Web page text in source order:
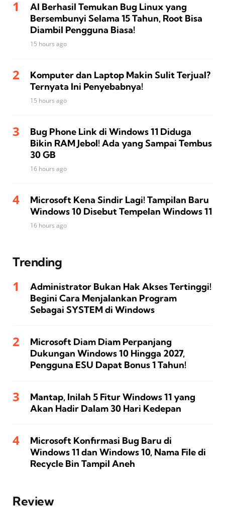
AI Berhasil Temukan Bug Linux yang
Bersembunyi Selama 15 Tahun, Root Bisa
Diambil Pengguna Biasa!
15 hours ago
Komputer dan Laptop Makin Sulit Terjual?
Ternyata Ini Penyebabnya!
15 hours ago
Bug Phone Link di Windows 11 Diduga
Bikin RAM Jebol! Ada yang Sampai Tembus
30 GB
16 hours ago
Microsoft Kena Sindir Lagi! Tampilan Baru
Windows 10 Disebut Tempelan Windows 11
16 hours ago
Trending
Administrator Bukan Hak Akses Tertinggi!
Begini Cara Menjalankan Program
Sebagai SYSTEM di Windows
Microsoft Diam Diam Perpanjang
Dukungan Windows 10 Hingga 2027,
Pengguna ESU Dapat Bonus 1 Tahun!
Mantap, Inilah 5 Fitur Windows 11 yang
Akan Hadir Dalam 30 Hari Kedepan
Microsoft Konfirmasi Bug Baru di
Windows 11 dan Windows 10, Nama File di
Recycle Bin Tampil Aneh
Review